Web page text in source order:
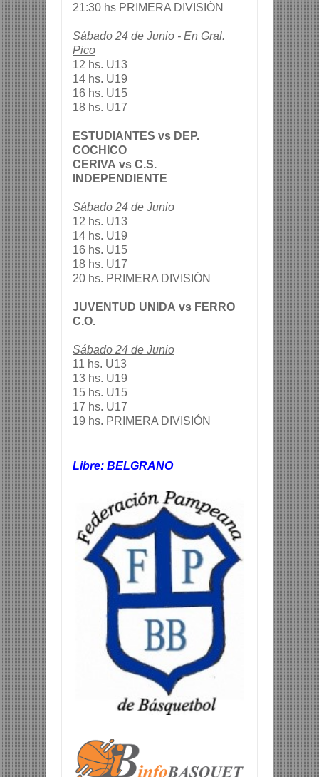
21:30 hs PRIMERA DIVISIÓN
Sábado 24 de Junio - En Gral.
Pico
12 hs. U13
14 hs. U19
16 hs. U15
18 hs. U17
ESTUDIANTES vs DEP.
COCHICO
CERIVA vs C.S.
INDEPENDIENTE
Sábado 24 de Junio
12 hs. U13
14 hs. U19
16 hs. U15
18 hs. U17
20 hs. PRIMERA DIVISIÓN
JUVENTUD UNIDA vs FERRO
C.O.
Sábado 24 de Junio
11 hs. U13
13 hs. U19
15 hs. U15
17 hs. U17
19 hs. PRIMERA DIVISIÓN
Libre: BELGRANO